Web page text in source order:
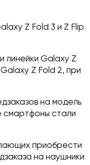
Z Fold 3 и Z Flip
линейки Galaxy Z
Z Fold 2, при
на модель
смартфоны стали
приобрести
на наушники